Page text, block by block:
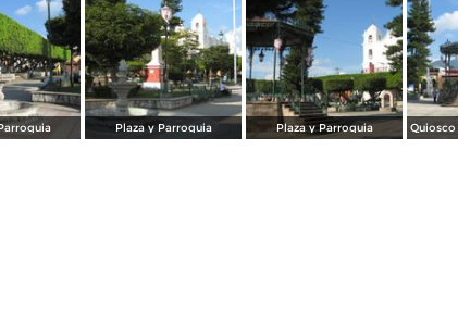
Plaza y Parroquia Plaza y Parroquia